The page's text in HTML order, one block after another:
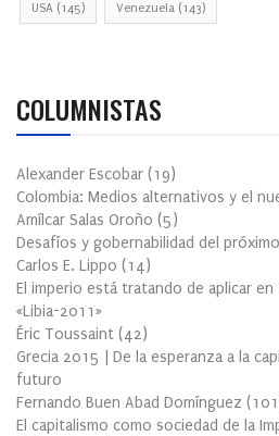
USA (145) Venezuela (143)
COLUMNISTAS
Alexander Escobar (19)
Colombia: Medios alternativos y el
Amílcar Salas Oroño (5)
Desafíos y gobernabilidad del
Carlos E. Lippo (14)
El imperio está tratando de aplicar en
«Libia-2011»
Éric Toussaint (42)
Grecia 2015 | De la esperanza a la
futuro
Fernando Buen Abad Domínguez (101
El capitalismo como sociedad de la